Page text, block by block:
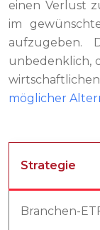
einen Verlust
im
aufzugeben.
unbedenklich,
möglicher
Strategie
Branchen-